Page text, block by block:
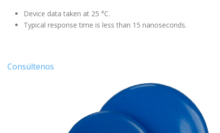
Device data taken at 25 °C.
Typical response time is less than 15 nanoseconds.
Consúltenos